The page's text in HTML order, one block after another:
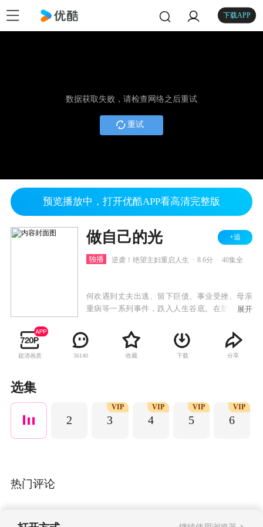
下载APP
数据获取失败，请检查网络之后重试
重试
预览播放中，打开优酷APP看高清完整版
做自己的光 +追
独播 逆袭！绝望主妇重启人生 8.6分 40集全
何欢遇到丈夫出逃、留下巨债、事业受挫、母亲
重病等一系列事件，跌入人生谷底。在朋友的鼓
面所有困境，从头开始打拼。凭借智慧和诚意，
何欢克服了母亲求医之难和债主苦苦相逼的困
境；又凭借执着与初心，从基层的热线接听员快
主蒋俊豪的帮助下，何欢投身时代大潮，创办自
媒体获得成功后，又积极投身电视台的融媒体建
展开
超清画质 36140 收藏 下载 分享
选集
2 3
VIP
4
VIP
5
VIP
6
VIP
热门评论